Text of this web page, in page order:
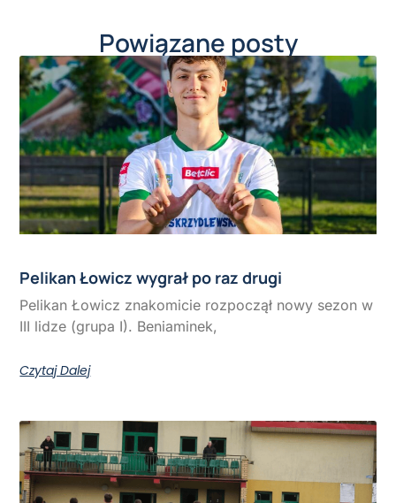
Powiązane posty
Pelikan Łowicz wygrał po raz drugi
Pelikan Łowicz znakomicie rozpoczął nowy sezon w
III lidze (grupa I). Beniaminek,
Czytaj Dalej